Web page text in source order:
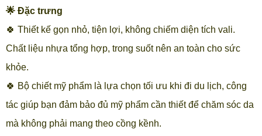
🌟 Đặc trưng
🍀 Thiết kế gọn nhỏ, tiện lợi, không chiếm diện tích vali.
Chất liệu nhựa tổng hợp, trong suốt nên an toàn cho sức
khỏe.
🍀 Bộ chiết mỹ phẩm là lựa chọn tối ưu khi đi du lịch, công
tác giúp bạn đảm bảo đủ mỹ phẩm cần thiết để chăm sóc da
mà không phải mang theo cồng kềnh.